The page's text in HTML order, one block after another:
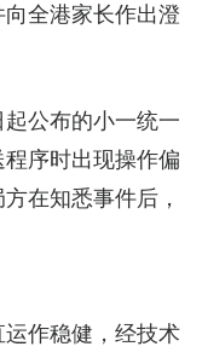
全港家长作出澄
公布的小一统一
序时出现操作偏
在知悉事件后，
作稳健，经技术